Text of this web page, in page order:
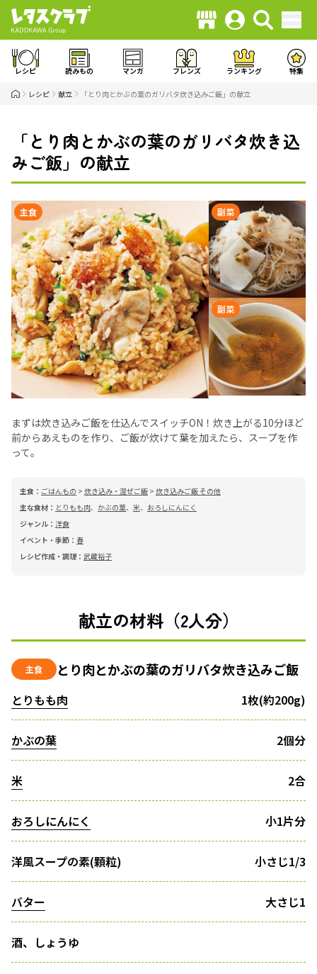
レシピ 読みもの マンガ フレンズ ランキング 特集
レシピ 献立 「とり肉とかぶの葉のガリバタ炊き込みご飯」の献立
「とり肉とかぶの葉のガリバタ炊き込
みご飯」の献立
主食 副菜
副菜
まずは炊き込みご飯を仕込んでスイッチON！炊き上がる10分ほど
前からあえものを作り、ご飯が炊けて葉を加えたら、スープを作
って。
主食： ごはんもの > 炊き込み・混ぜご飯 > 炊き込みご飯 その他
主な食材： とりもも肉、 かぶの葉、 米、 おろしにんにく
ジャンル： 洋食
イベント・季節： 春
レシピ作成・調理： 武蔵裕子
献立の材料（2人分）
主食 とり肉とかぶの葉のガリバタ炊き込みご飯
とりもも肉 1枚(約200g)
かぶの葉 2個分
米 2合
おろしにんにく 小1片分
洋風スープの素(顆粒) 小さじ1/3
バター 大さじ1
酒、しょうゆ